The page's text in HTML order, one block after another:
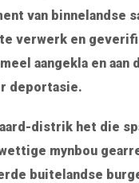
van binnelandse
verwerk en
aangekla en aan
deportasie.
distrik het die
mynbou
buitelandse